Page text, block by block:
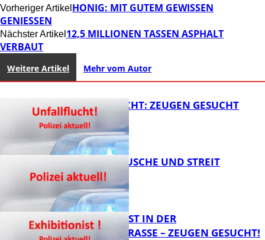
Vorheriger Artikel HONIG: MIT GUTEM GEWISSEN
GENIESSEN
Nächster Artikel 12,5 MILLIONEN TASSEN ASPHALT
VERBAUT
Weitere Artikel Mehr vom Autor
UNFALLFLUCHT: ZEUGEN GESUCHT
KNALLGERÄUSCHE UND STREIT
EXHIBITIONIST IN DER
VELMANNSTRASSE – ZEUGEN GESUCHT!